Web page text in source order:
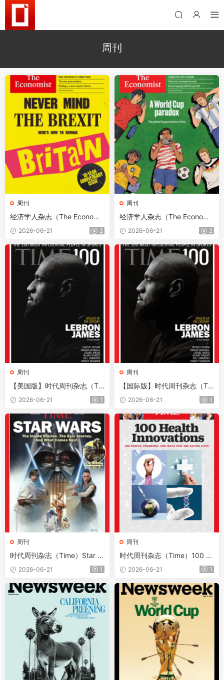
周刊
周刊
经济学人杂志（The Economis
t）2026年6月20日（PDF版
+音频+Kindle版）
2026-06-21 2
周刊
经济学人杂志（The Economis
t）2026年6月13日（PDF版
+音频+Kindle版）
2026-06-21 2
周刊
【美国版】时代周刊杂志（Ti
me）2026年6月22日
2026-06-21 1
周刊
【国际版】时代周刊杂志（Ti
me）2026年6月22日
2026-06-21 1
周刊
时代周刊杂志（Time）Star W
ars 2026
2026-06-21 1
周刊
时代周刊杂志（Time）100 H
ealth Innovations 2026
2026-06-21 1